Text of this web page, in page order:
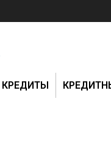
КРЕДИТЫ